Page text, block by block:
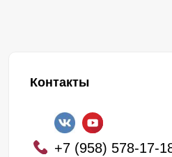
Контакты
+7 (958) 578-17-